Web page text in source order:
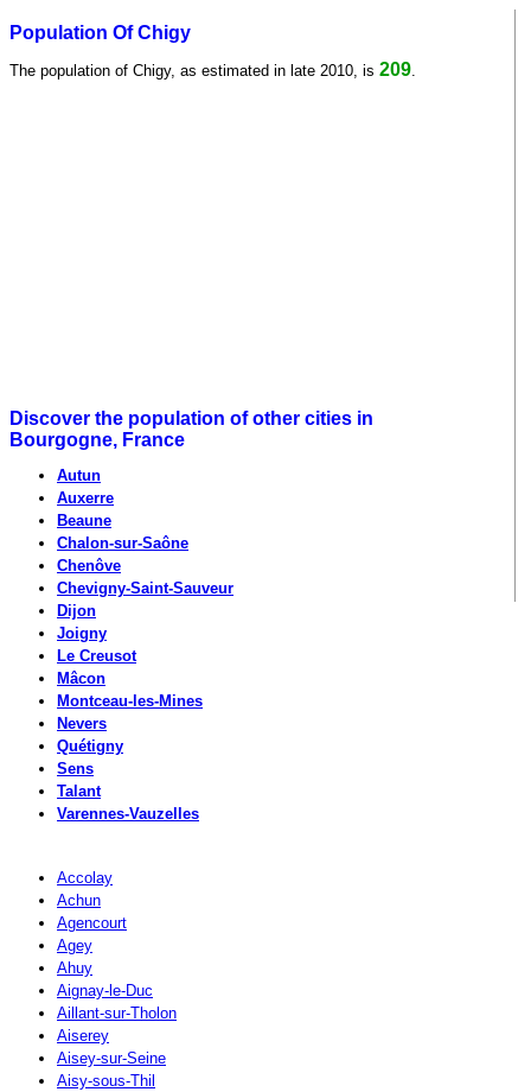
Population Of Chigy
The population of Chigy, as estimated in late 2010, is 209
Discover the population of other cities in
Bourgogne, France
Autun
Auxerre
Beaune
Chalon-sur-Saône
Chenôve
Chevigny-Saint-Sauveur
Dijon
Joigny
Le Creusot
Mâcon
Montceau-les-Mines
Nevers
Quétigny
Sens
Talant
Varennes-Vauzelles
Accolay
Achun
Agencourt
Agey
Ahuy
Aignay-le-Duc
Aillant-sur-Tholon
Aiserey
Aisey-sur-Seine
Aisy-sous-Thil